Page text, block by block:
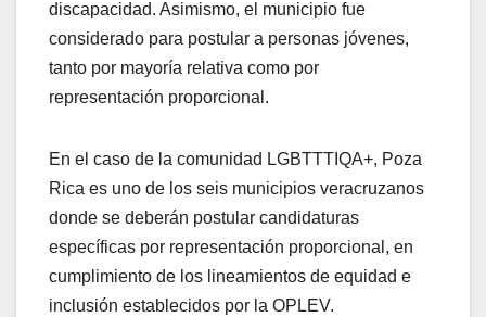
discapacidad. Asimismo, el municipio fue
considerado para postular a personas jóvenes,
tanto por mayoría relativa como por
representación proporcional.
En el caso de la comunidad LGBTTTIQA+, Poza
Rica es uno de los seis municipios veracruzanos
donde se deberán postular candidaturas
específicas por representación proporcional, en
cumplimiento de los lineamientos de equidad e
inclusión establecidos por la OPLEV.